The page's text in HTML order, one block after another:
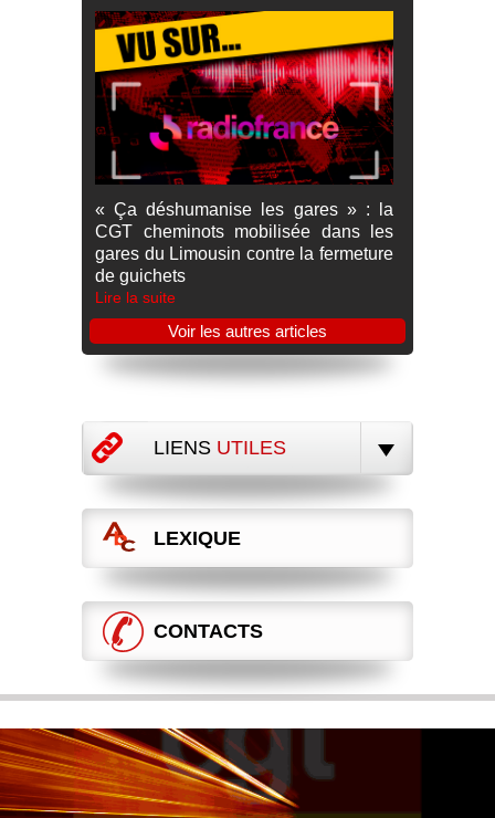
« Ça déshumanise les gares » : la
CGT cheminots mobilisée dans les
gares du Limousin contre la fermeture
de guichets
Lire la suite
Voir les autres articles
LIENS UTILES
LEXIQUE
CONTACTS